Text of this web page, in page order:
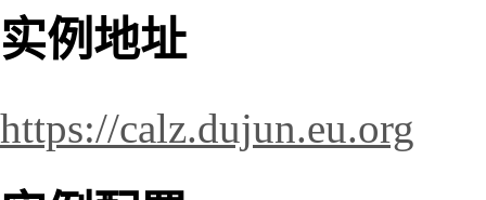
实例地址
https://calz.dujun.eu.org